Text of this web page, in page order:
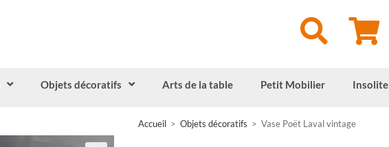
Objets décoratifs Arts de la table Petit Mobilier Insolite
Accueil > Objets décoratifs > Vase Poët Laval vintage